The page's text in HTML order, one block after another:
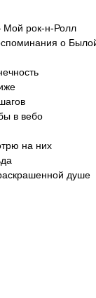
рок-н-Ролл
о
в вебо
на них
душе